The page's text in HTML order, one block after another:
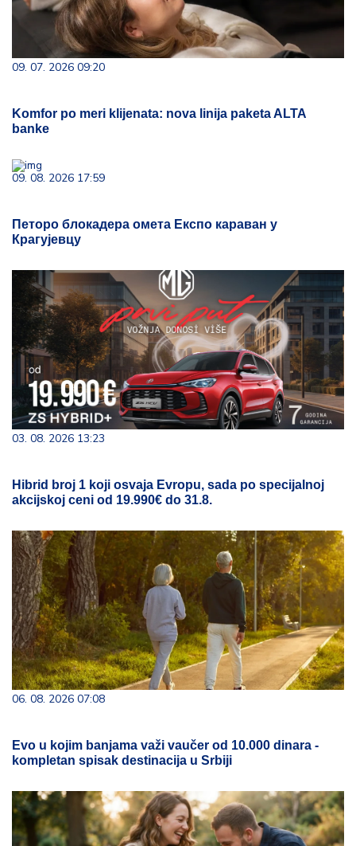
09. 07. 2026 09:20
Komfor po meri klijenata: nova linija paketa ALTA
banke
09. 08. 2026 17:59
Петоро блокадера омета Експо караван у
Крагујевцу
03. 08. 2026 13:23
Hibrid broj 1 koji osvaja Evropu, sada po specijalnoj
akcijskoj ceni od 19.990€ do 31.8.
06. 08. 2026 07:08
Evo u kojim banjama važi vaučer od 10.000 dinara -
kompletan spisak destinacija u Srbiji